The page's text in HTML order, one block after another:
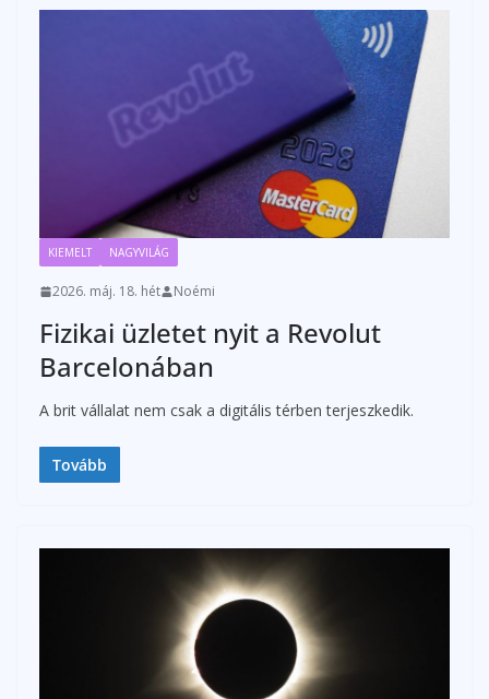
KIEMELT NAGYVILÁG
2026. máj. 18. hét Noémi
Fizikai üzletet nyit a Revolut
Barcelonában
A brit vállalat nem csak a digitális térben terjeszkedik.
Tovább